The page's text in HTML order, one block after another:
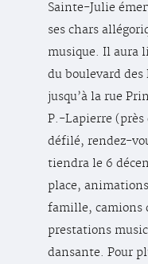
Sainte-Julie
ses chars
musique. Il aura
du boulevard
jusqu’à la rue
P.-Lapierre (près
défilé, rendez-
tiendra le 6
place,
famille, camions
prestations
dansante. Pour